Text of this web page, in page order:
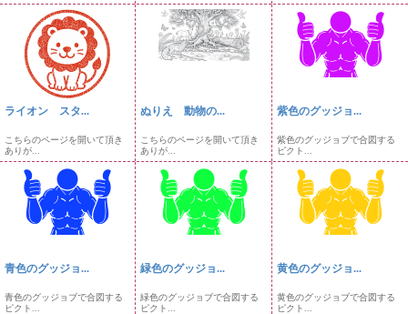
ライオン スタ...
こちらのページを開いて頂き
ありが...
ぬりえ 動物の...
こちらのページを開いて頂き
ありが...
紫色のグッジョ...
紫色のグッジョブで合図する
ピクト...
青色のグッジョ...
青色のグッジョブで合図する
ピクト...
緑色のグッジョ...
緑色のグッジョブで合図する
ピクト...
黄色のグッジョ...
黄色のグッジョブで合図する
ピクト...